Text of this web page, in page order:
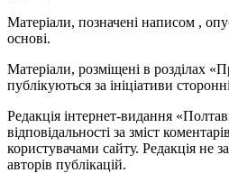
Матеріали, позначені написом ,
основі.
Матеріали, розміщені в розділах
публікуються за ініціативи
Редакція інтернет-видання
відповідальності за зміст
користувачами сайту. Редакція не
авторів публікацій.